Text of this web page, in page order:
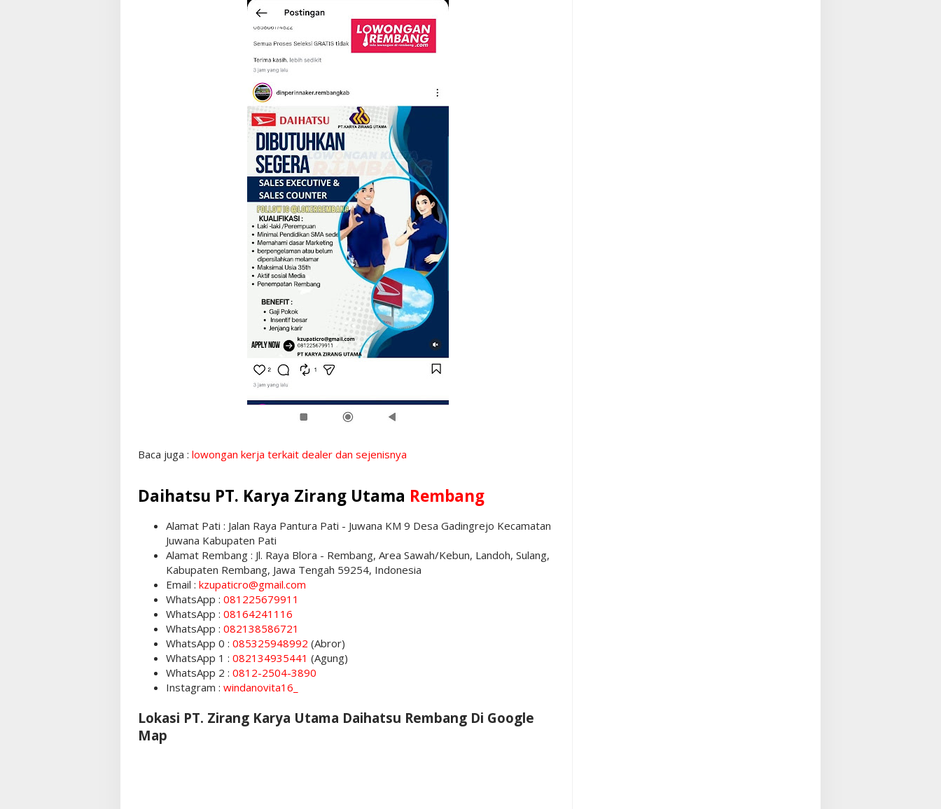
Baca juga : lowongan kerja terkait dealer dan sejenisnya
Daihatsu PT. Karya Zirang Utama Rembang
Alamat Pati : Jalan Raya Pantura Pati - Juwana KM 9 Desa Gadingrejo Kecamatan
Juwana Kabupaten Pati
Alamat Rembang : Jl. Raya Blora - Rembang, Area Sawah/Kebun, Landoh, Sulang,
Kabupaten Rembang, Jawa Tengah 59254, Indonesia
Email : kzupaticro@gmail.com
WhatsApp : 081225679911
WhatsApp : 08164241116
WhatsApp : 082138586721
WhatsApp 0 : 085325948992 (Abror)
WhatsApp 1 : 082134935441 (Agung)
WhatsApp 2 : 0812-2504-3890
Instagram : windanovita16_
Lokasi PT. Zirang Karya Utama Daihatsu Rembang Di Google
Map